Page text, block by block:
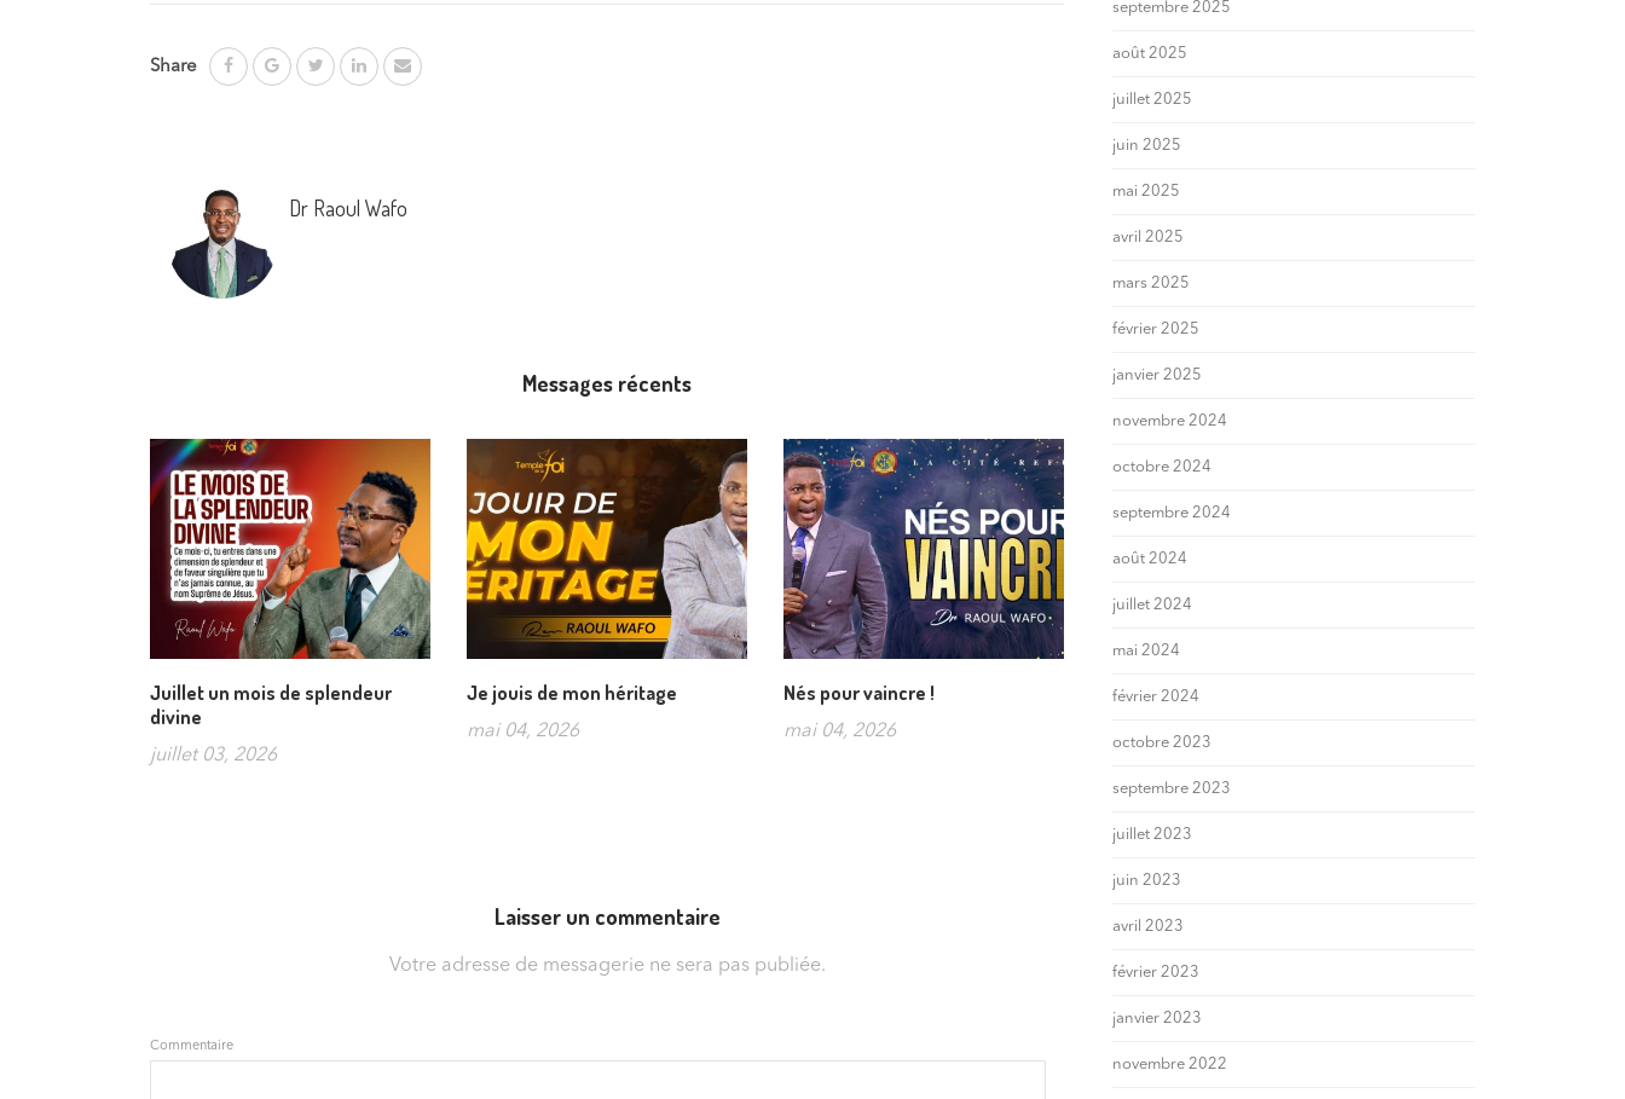
Share
Dr Raoul Wafo
Messages récents
Juillet un mois de splendeur
divine
juillet 03, 2026
Je jouis de mon héritage
mai 04, 2026
Nés pour vaincre !
mai 04, 2026
Laisser un commentaire
Votre adresse de messagerie ne sera pas publiée.
Commentaire
septembre 2025
août 2025
juillet 2025
juin 2025
mai 2025
avril 2025
mars 2025
février 2025
janvier 2025
novembre 2024
octobre 2024
septembre 2024
août 2024
juillet 2024
mai 2024
février 2024
octobre 2023
septembre 2023
juillet 2023
juin 2023
avril 2023
février 2023
janvier 2023
novembre 2022